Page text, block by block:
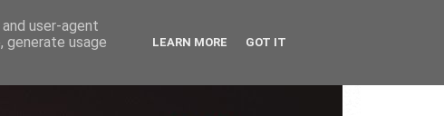
user-agent
generate usage
LEARN MORE GOT IT